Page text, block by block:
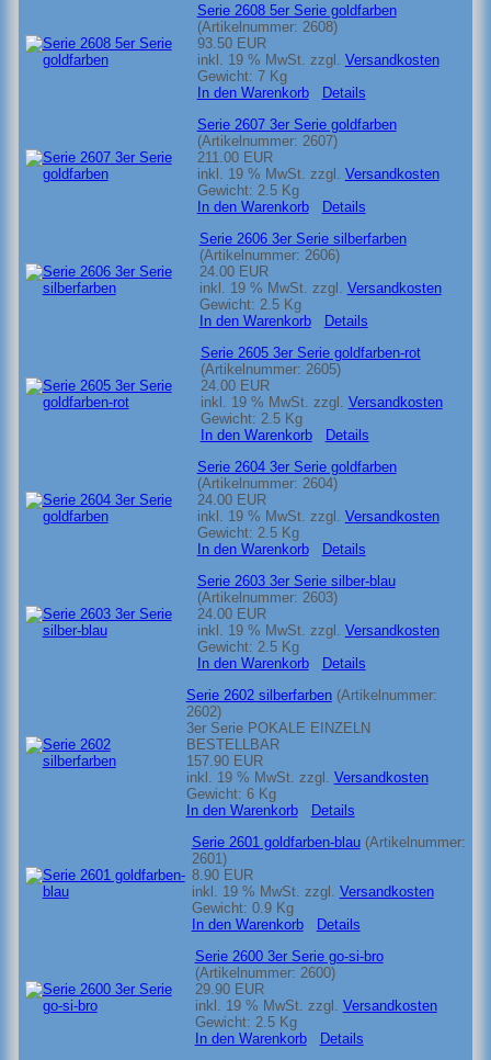
Serie 2608 5er Serie goldfarben
(Artikelnummer: 2608)
93.50 EUR
inkl. 19 % MwSt. zzgl. Versandkosten
Gewicht: 7 Kg
In den Warenkorb
Details
Serie 2607 3er Serie goldfarben
(Artikelnummer: 2607)
211.00 EUR
inkl. 19 % MwSt. zzgl. Versandkosten
Gewicht: 2.5 Kg
In den Warenkorb
Details
Serie 2606 3er Serie silberfarben
(Artikelnummer: 2606)
24.00 EUR
inkl. 19 % MwSt. zzgl. Versandkosten
Gewicht: 2.5 Kg
In den Warenkorb
Details
Serie 2605 3er Serie goldfarben-rot
(Artikelnummer: 2605)
24.00 EUR
inkl. 19 % MwSt. zzgl. Versandkosten
Gewicht: 2.5 Kg
In den Warenkorb
Details
Serie 2604 3er Serie goldfarben
(Artikelnummer: 2604)
24.00 EUR
inkl. 19 % MwSt. zzgl. Versandkosten
Gewicht: 2.5 Kg
In den Warenkorb
Details
Serie 2603 3er Serie silber-blau
(Artikelnummer: 2603)
24.00 EUR
inkl. 19 % MwSt. zzgl. Versandkosten
Gewicht: 2.5 Kg
In den Warenkorb
Details
Serie 2602 silberfarben (Artikelnummer:
2602)
3er Serie POKALE EINZELN
BESTELLBAR
157.90 EUR
inkl. 19 % MwSt. zzgl. Versandkosten
Gewicht: 6 Kg
In den Warenkorb
Details
Serie 2601 goldfarben-blau (Artikelnummer:
2601)
8.90 EUR
inkl. 19 % MwSt. zzgl. Versandkosten
Gewicht: 0.9 Kg
In den Warenkorb
Details
Serie 2600 3er Serie go-si-bro
(Artikelnummer: 2600)
29.90 EUR
inkl. 19 % MwSt. zzgl. Versandkosten
Gewicht: 2.5 Kg
In den Warenkorb
Details